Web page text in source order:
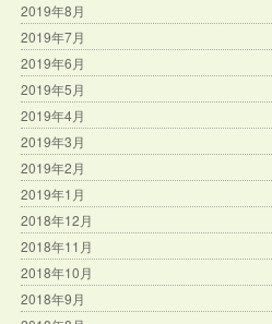
2019年8月
2019年7月
2019年6月
2019年5月
2019年4月
2019年3月
2019年2月
2019年1月
2018年12月
2018年11月
2018年10月
2018年9月